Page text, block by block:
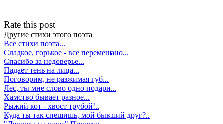
Rate this post
Другие стихи этого поэта
Все стихи поэта...
Сладкое, горькое - все перемешано...
Спасибо за недоверье...
Падает тень на лица...
Поговорим, не разжимая губ...
Лес, ты мне слово одно подари...
Хамство бывает разное...
Рыжий кот - хвост трубой!..
Куда ты так спешишь, мой бывший друг?..